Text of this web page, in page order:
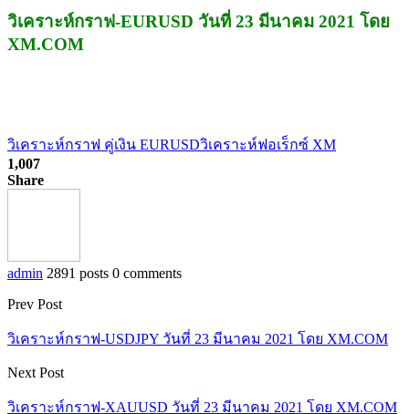
วิเคราะห์กราฟ-EURUSD วันที่ 23 มีนาคม 2021 โดย
XM.COM
วิเคราะห์กราฟ คู่เงิน EURUSDวิเคราะห์ฟอเร็กซ์ XM
1,007
Share
admin 2891 posts 0 comments
Prev Post
วิเคราะห์กราฟ-USDJPY วันที่ 23 มีนาคม 2021 โดย XM.COM
Next Post
วิเคราะห์กราฟ-XAUUSD วันที่ 23 มีนาคม 2021 โดย XM.COM